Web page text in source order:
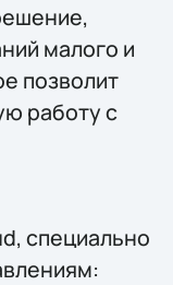
малого и
позволит
работу с
специально